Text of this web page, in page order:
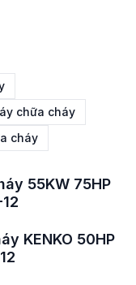
chữa cháy
cháy
55KW 75HP
KENKO 50HP